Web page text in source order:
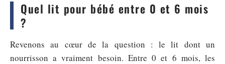
Quel lit pour bébé entre 0 et 6 mois
?
Revenons au cœur de la question : le lit dont un
nourrisson a vraiment besoin. Entre 0 et 6 mois, les